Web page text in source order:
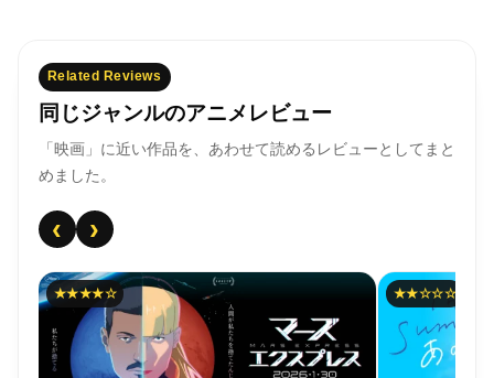
Related Reviews
同じジャンルのアニメレビュー
「映画」に近い作品を、あわせて読めるレビューとしてまと
めました。
‹ ›
★★★★☆ ★★☆☆☆